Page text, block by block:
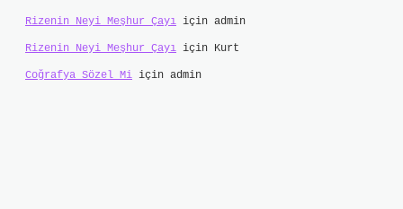
Rizenin Neyi Meşhur Çayı için admin
Rizenin Neyi Meşhur Çayı için Kurt
Coğrafya Sözel Mi için admin